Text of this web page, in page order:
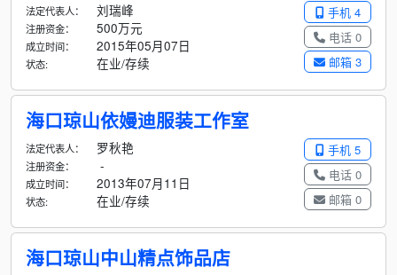
手机 4
电话 0
邮箱 3
法定代表人： 刘瑞峰
注册资金： 500万元
成立时间： 2015年05月07日
状态: 在业/存续
海口琼山依嫚迪服装工作室
手机 5
电话 0
邮箱 0
法定代表人： 罗秋艳
注册资金： -
成立时间： 2013年07月11日
状态: 在业/存续
海口琼山中山精点饰品店